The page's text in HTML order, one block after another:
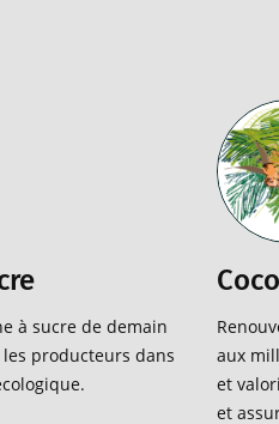
à sucre de demain
producteurs dans
aux
et
et